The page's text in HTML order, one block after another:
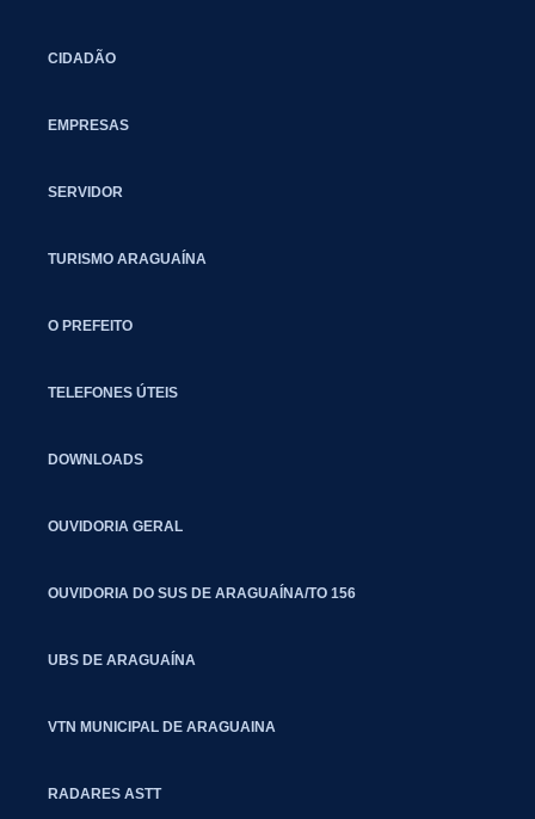
CIDADÃO
EMPRESAS
SERVIDOR
TURISMO ARAGUAÍNA
O PREFEITO
TELEFONES ÚTEIS
DOWNLOADS
OUVIDORIA GERAL
OUVIDORIA DO SUS DE ARAGUAÍNA/TO 156
UBS DE ARAGUAÍNA
VTN MUNICIPAL DE ARAGUAINA
RADARES ASTT